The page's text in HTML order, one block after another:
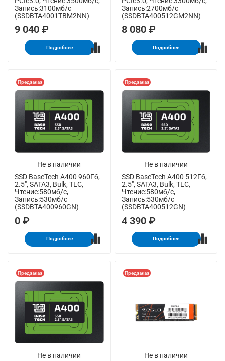
Запись:3100мб/с
(SSDBTA4001TBM2NN)
9 040 ₽
Подробнее
Запись:2700мб/с
(SSDBTA400512GM2NN)
8 080 ₽
Подробнее
Не в наличии
Предзаказ
SSD BaseTech A400 960Гб,
2.5", SATA3, Bulk, TLC,
Чтение:580мб/с,
Запись:530мб/с
(SSDBTA400960GN)
0 ₽
Подробнее
Не в наличии
Предзаказ
SSD BaseTech A400 512Гб,
2.5", SATA3, Bulk, TLC,
Чтение:580мб/с,
Запись:530мб/с
(SSDBTA400512GN)
4 390 ₽
Подробнее
Не в наличии
Предзаказ
Не в наличии
Предзаказ